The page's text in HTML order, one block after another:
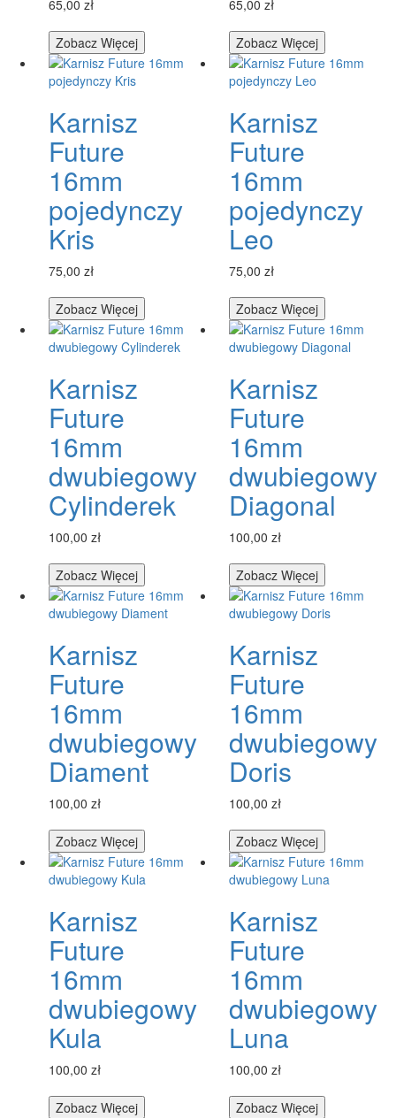
65,00 zł
Zobacz Więcej
65,00 zł
Zobacz Więcej
Karnisz
Future
16mm
pojedynczy
Kris
75,00 zł
Zobacz Więcej
Karnisz
Future
16mm
pojedynczy
Leo
75,00 zł
Zobacz Więcej
Karnisz
Future
16mm
dwubiegowy
Cylinderek
100,00 zł
Zobacz Więcej
Karnisz
Future
16mm
dwubiegowy
Diagonal
100,00 zł
Zobacz Więcej
Karnisz
Future
16mm
dwubiegowy
Diament
100,00 zł
Zobacz Więcej
Karnisz
Future
16mm
dwubiegowy
Doris
100,00 zł
Zobacz Więcej
Karnisz
Future
16mm
dwubiegowy
Kula
100,00 zł
Zobacz Więcej
Karnisz
Future
16mm
dwubiegowy
Luna
100,00 zł
Zobacz Więcej